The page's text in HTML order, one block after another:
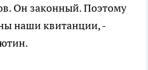
Он законный. Поэтому
наши квитанции, -